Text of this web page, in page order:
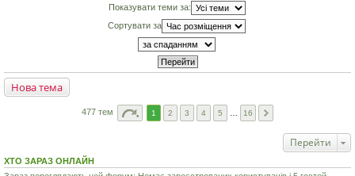
Показувати теми за:
Сортувати за
Нова тема
477 тем 1 2 3 4 5 16
Перейти
ХТО ЗАРАЗ ОНЛАЙН